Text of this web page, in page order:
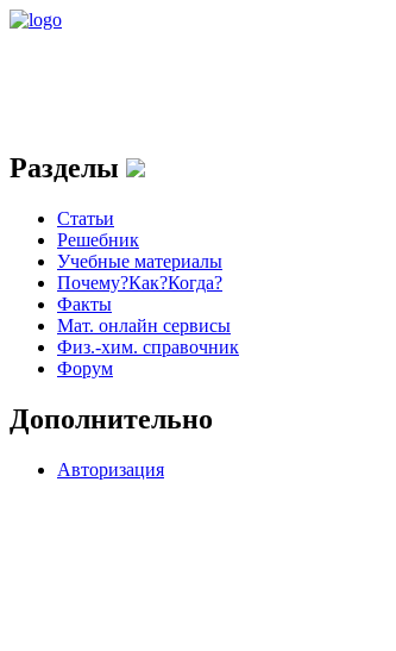
Разделы
Статьи
Решебник
Учебные материалы
Почему?Как?Когда?
Факты
Мат. онлайн сервисы
Физ.-хим. справочник
Форум
Дополнительно
Авторизация